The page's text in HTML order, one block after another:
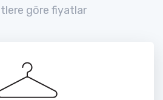
göre fiyatlar